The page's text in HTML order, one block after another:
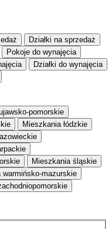
Działki na sprzedaż
Pokoje do wynajęcia
Działki do wynajęcia
pomorskie
Mieszkania łódzkie
Mieszkania śląskie
warmińsko-mazurskie